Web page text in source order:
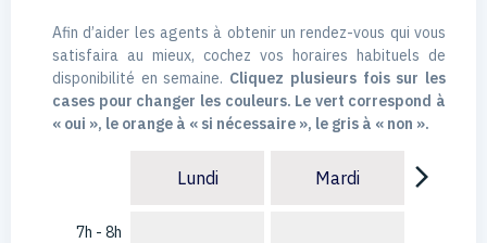
Afin d’aider les agents à obtenir un rendez-vous qui vous
satisfaira au mieux, cochez vos horaires habituels de
disponibilité en semaine. Cliquez plusieurs fois sur les
cases pour changer les couleurs. Le vert correspond à
« oui », le orange à « si nécessaire », le gris à « non ».
7h - 8h
Lundi Mardi arrow_forward_ios